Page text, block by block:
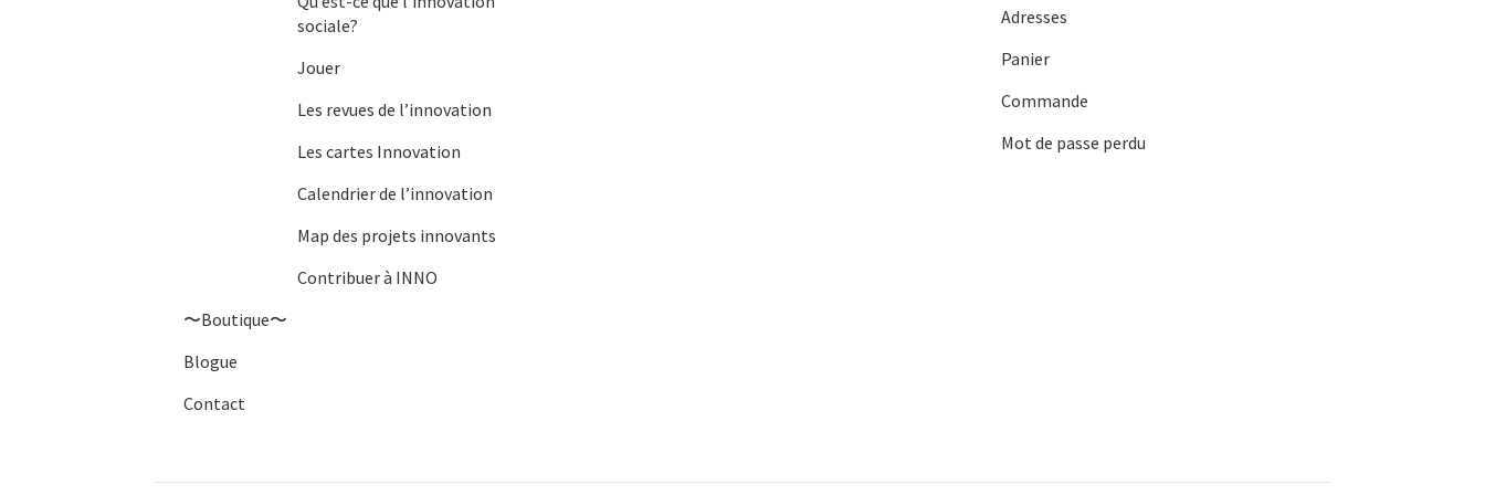
sociale?
Jouer
Les revues de l’innovation
Les cartes Innovation
Calendrier de l’innovation
Map des projets innovants
Contribuer à INNO
〜Boutique〜
Blogue
Contact
Adresses
Panier
Commande
Mot de passe perdu